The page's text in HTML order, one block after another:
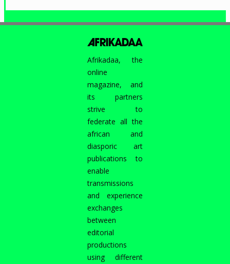
Afrikadaa, the
online
magazine, and
its partners
strive to
federate all the
african and
diasporic art
publications to
enable
transmissions
and experience
exchanges
between
editorial
productions
using different